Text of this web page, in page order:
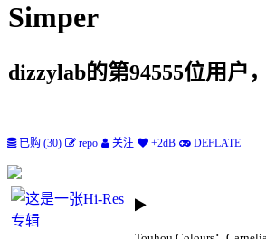
随
听
听
Simper
dizzylab的第94555位用户
已购 (30) repo 关注 +2dB DEFLATE